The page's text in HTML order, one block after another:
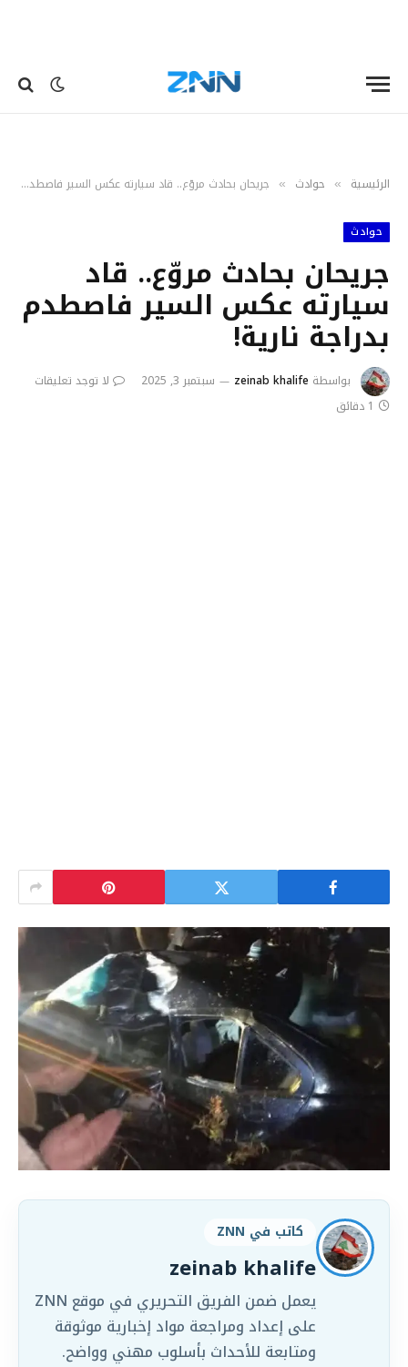
الرئيسية » حوادث » جريحان بحادث مروّع.. قاد سيارته عكس السير فاصطدم بدراجة نارية!
حوادث
جريحان بحادث مروّع.. قاد
سيارته عكس السير فاصطدم
بدراجة نارية!
بواسطة zeinab khalife سبتمبر 3, 2025
لا توجد تعليقات
1 دقائق
كاتب في ZNN
zeinab khalife
يعمل ضمن الفريق التحريري في موقع ZNN
على إعداد ومراجعة مواد إخبارية موثوقة
ومتابعة للأحداث بأسلوب مهني وواضح.